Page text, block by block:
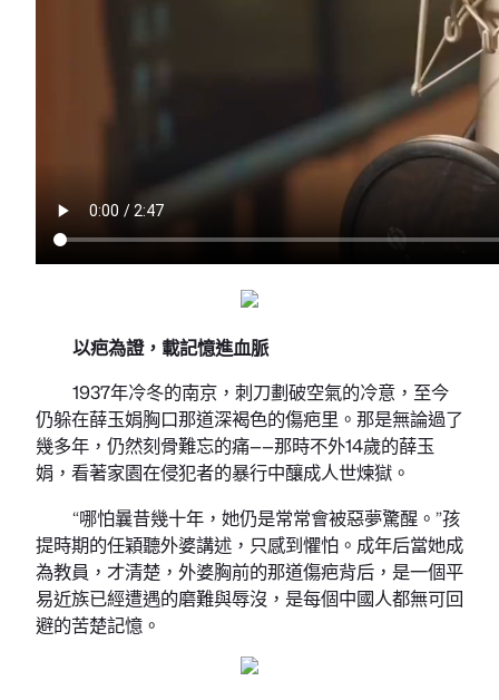
以疤為證，載記憶進血脈
1937年冷冬的南京，刺刀劃破空氣的冷意，至今
仍躲在薛玉娟胸口那道深褐色的傷疤里。那是無論過了
幾多年，仍然刻骨難忘的痛——那時不外14歲的薛玉
娟，看著家園在侵犯者的暴行中釀成人世煉獄。
“哪怕曩昔幾十年，她仍是常常會被惡夢驚醒。”孩
提時期的任穎聽外婆講述，只感到懼怕。成年后當她成
為教員，才清楚，外婆胸前的那道傷疤背后，是一個平
易近族已經遭遇的磨難與辱沒，是每個中國人都無可回
避的苦楚記憶。